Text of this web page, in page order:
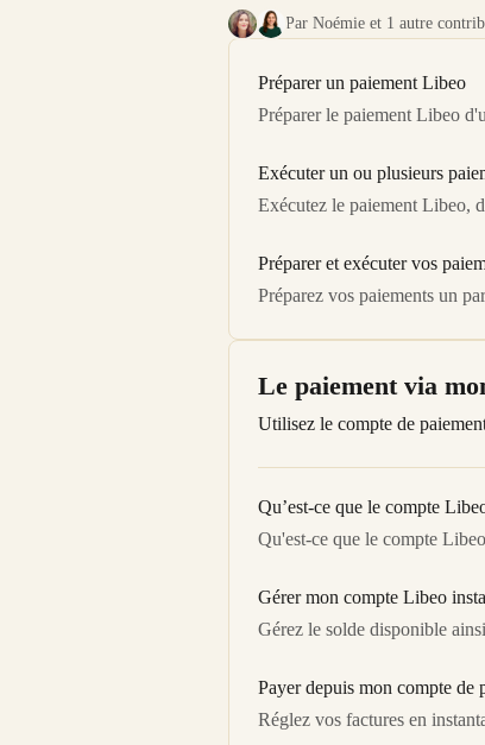
Par Noémie et 1 autre
Préparer un paiement Libeo
Préparer le paiement Libeo
Exécuter un ou plusieurs
Exécutez le paiement Libeo,
Préparer et exécuter vos
Préparez vos paiements un
Le paiement via
Utilisez le compte de
Qu’est-ce que le compte
Qu'est-ce que le compte
Gérer mon compte Libeo
Gérez le solde disponible
Payer depuis mon compte de
Réglez vos factures en